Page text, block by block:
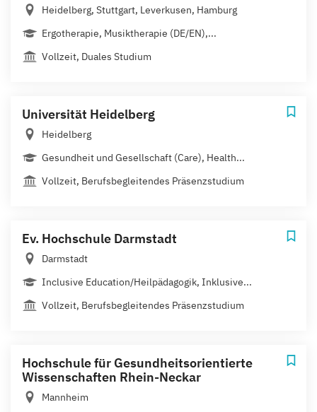
Heidelberg, Stuttgart, Leverkusen, Hamburg
Ergotherapie, Musiktherapie (DE/EN),...
Vollzeit, Duales Studium
Universität Heidelberg
Heidelberg
Gesundheit und Gesellschaft (Care), Health...
Vollzeit, Berufsbegleitendes Präsenzstudium
Ev. Hochschule Darmstadt
Darmstadt
Inclusive Education/Heilpädagogik, Inklusive...
Vollzeit, Berufsbegleitendes Präsenzstudium
Hochschule für Gesundheitsorientierte
Wissenschaften Rhein-Neckar
Mannheim